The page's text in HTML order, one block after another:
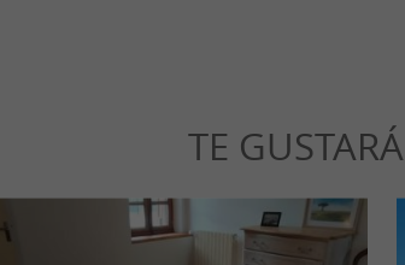
TE GUSTARÁ